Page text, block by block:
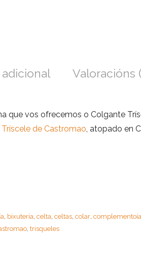
Valoracións
que vos ofrecemos o Colgante
Tríscele de Castromao , atopado en
bixutería celta celtas, colar, complementoía
, trisqueles